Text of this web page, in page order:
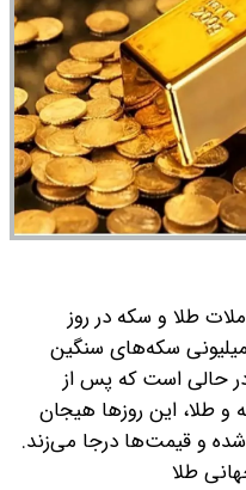
طلا و سکه در روز
۱۴۰۴ با اُفت میلیونی سکه‌های سنگین
حالی است که پس از
طلا، این روز‌ها هیجان
و قیمت‌ها درجا می‌زند.
طلا